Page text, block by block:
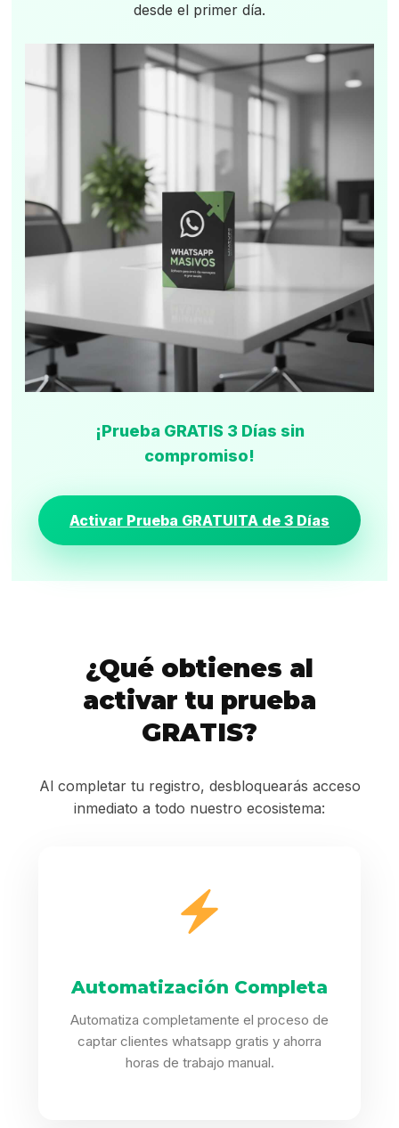
desde el primer día.
¡Prueba GRATIS 3 Días sin
compromiso!
Activar Prueba GRATUITA de 3 Días
¿Qué obtienes al
activar tu prueba
GRATIS?
Al completar tu registro, desbloquearás acceso
inmediato a todo nuestro ecosistema:
Automatización Completa
Automatiza completamente el proceso de
captar clientes whatsapp gratis y ahorra
horas de trabajo manual.